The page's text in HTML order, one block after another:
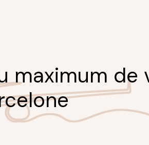
de